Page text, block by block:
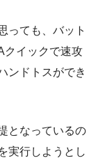
っても、バット
クイックで速攻
ンドトスができ
となっているの
実行しようとし